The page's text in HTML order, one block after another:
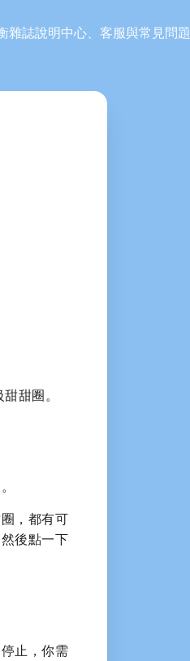
雜誌說明中心、客服與常見問題
甜圈。
，都有可
後點一下
止，你需